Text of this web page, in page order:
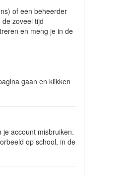
of een beheerder
zoveel tijd
en meng je in de
gaan en klikken
account misbruiken.
op school, in de